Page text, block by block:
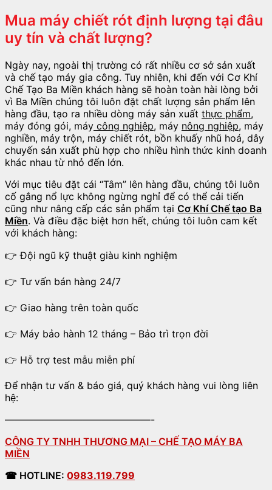
Mua máy chiết rót định lượng tại đâu
uy tín và chất lượng?
Ngày nay, ngoài thị trường có rất nhiều cơ sở sản xuất
và chế tạo máy gia công. Tuy nhiên, khi đến với Cơ Khí
Chế Tạo Ba Miền khách hàng sẽ hoàn toàn hài lòng bởi
vì Ba Miền chúng tôi luôn đặt chất lượng sản phẩm lên
hàng đầu, tạo ra nhiều dòng máy sản xuất thực phẩm,
máy đóng gói, máy công nghiệp, máy nông nghiệp, máy
nghiền, máy trộn, máy chiết rót, bồn khuấy nhũ hoá, dây
chuyến sản xuất phù hợp cho nhiều hình thức kinh doanh
khác nhau từ nhỏ đến lớn.
Với mục tiêu đặt cái “Tâm” lên hàng đầu, chúng tôi luôn
cố gắng nổ lực không ngừng nghỉ để có thể cải tiến
cũng như nâng cấp các sản phẩm tại Cơ Khí Chế tạo Ba
Miền. Và điều đặc biệt hơn hết, chúng tôi luôn cam kết
với khách hàng:
👉 Đội ngũ kỹ thuật giàu kinh nghiệm
👉 Tư vấn bán hàng 24/7
👉 Giao hàng trên toàn quốc
👉 Máy bảo hành 12 tháng – Bảo trì trọn đời
👉 Hỗ trợ test mẫu miễn phí
Để nhận tư vấn & báo giá, quý khách hàng vui lòng liên
hệ:
———————————————-
CÔNG TY TNHH THƯƠNG MẠI – CHẾ TẠO MÁY BA
MIỀN
☎ HOTLINE: 0983.119.799